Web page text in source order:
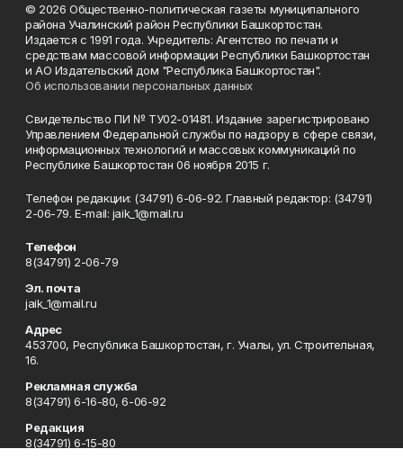
© 2026 Общественно-политическая газеты муниципального
района Учалинский район Республики Башкортостан.
Издается с 1991 года. Учредитель: Агентство по печати и
средствам массовой информации Республики Башкортостан
и АО Издательский дом "Республика Башкортостан".
Об использовании персональных данных
Свидетельство ПИ № ТУ02-01481. Издание зарегистрировано
Управлением Федеральной службы по надзору в сфере связи,
информационных технологий и массовых коммуникаций по
Республике Башкортостан 06 ноября 2015 г.
Телефон редакции: (34791) 6-06-92. Главный редактор: (34791)
2-06-79. Е-mаil: jaik_1@mail.ru
Телефон
8(34791) 2-06-79
Эл. почта
jaik_1@mail.ru
Адрес
453700, Республика Башкортостан, г. Учалы, ул. Строительная,
16.
Рекламная служба
8(34791) 6-16-80, 6-06-92
Редакция
8(34791) 6-15-80